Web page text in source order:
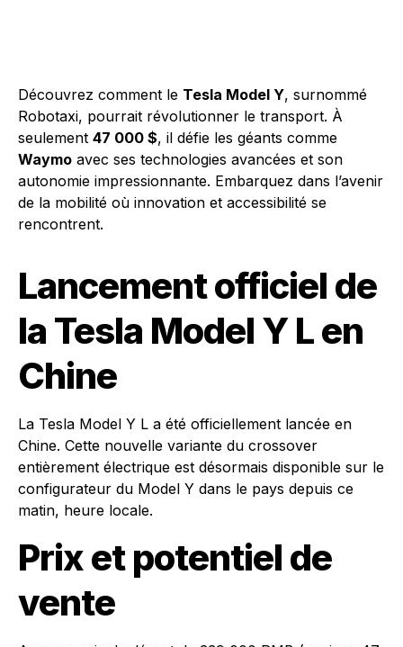
Découvrez comment le Tesla Model Y, surnommé
Robotaxi, pourrait révolutionner le transport. À
seulement 47 000 $, il défie les géants comme
Waymo avec ses technologies avancées et son
autonomie impressionnante. Embarquez dans l’avenir
de la mobilité où innovation et accessibilité se
rencontrent.
Lancement officiel de
la Tesla Model Y L en
Chine
La Tesla Model Y L a été officiellement lancée en
Chine. Cette nouvelle variante du crossover
entièrement électrique est désormais disponible sur le
configurateur du Model Y dans le pays depuis ce
matin, heure locale.
Prix et potentiel de
vente